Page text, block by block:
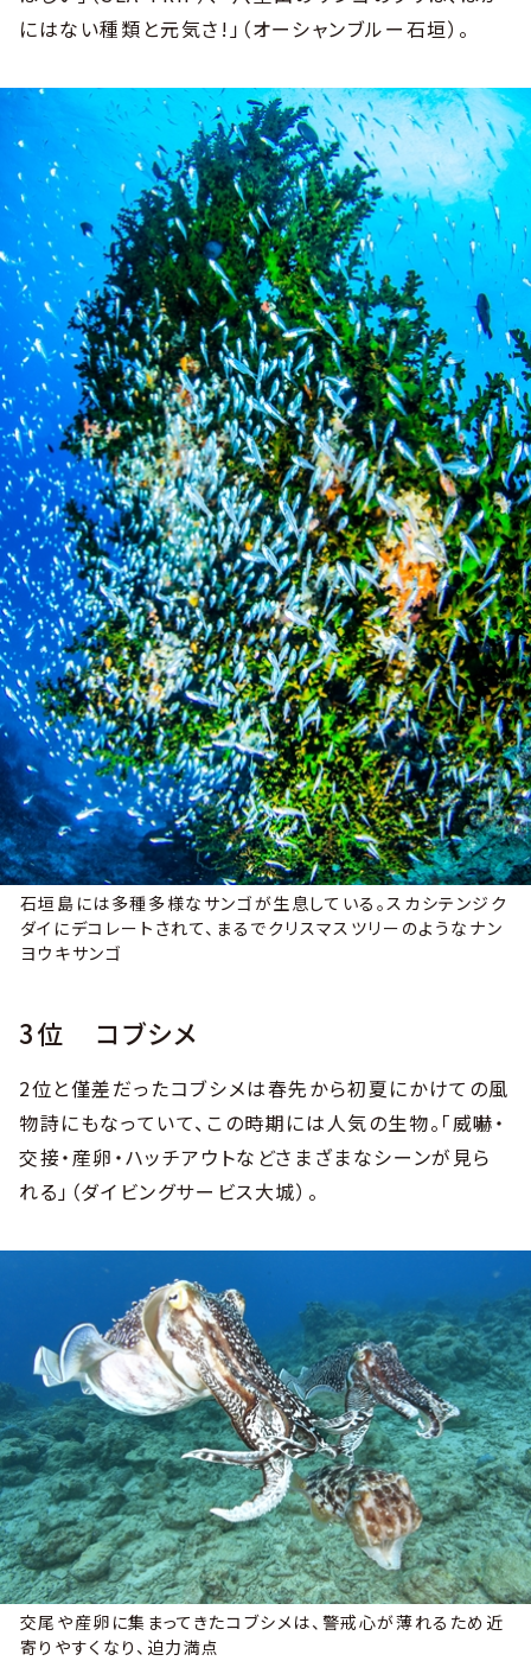
にはない種類と元気さ!」（オーシャンブルー石垣）。
石垣島には多種多様なサンゴが生息している。スカシテンジク
ダイにデコレートされて、まるでクリスマスツリーのようなナン
ヨウキサンゴ
3位 コブシメ
2位と僅差だったコブシメは春先から初夏にかけての風
物詩にもなっていて、この時期には人気の生物。「威嚇・
交接・産卵・ハッチアウトなどさまざまなシーンが見ら
れる」（ダイビングサービス大城）。
交尾や産卵に集まってきたコブシメは、警戒心が薄れるため近
寄りやすくなり、迫力満点